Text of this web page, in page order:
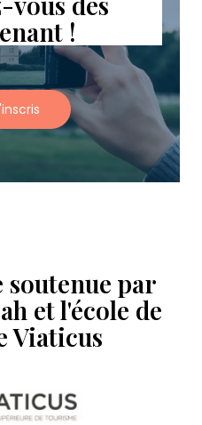
!
par
et l'école de
Viaticus